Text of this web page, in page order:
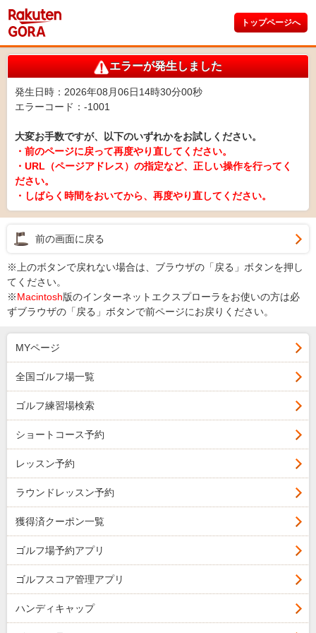
トップページへ
エラーが発生しました
発生日時：2026年08月06日14時30分00秒
エラーコード：-1001
大変お手数ですが、以下のいずれかをお試しください。
・前のページに戻って再度やり直してください。
・URL（ページアドレス）の指定など、正しい操作を行ってく
ださい。
・しばらく時間をおいてから、再度やり直してください。
前の画面に戻る
※上のボタンで戻れない場合は、ブラウザの「戻る」ボタンを押し
てください。
※Macintosh版のインターネットエクスプローラをお使いの方は必
ずブラウザの「戻る」ボタンで前ページにお戻りください。
MYページ
全国ゴルフ場一覧
ゴルフ練習場検索
ショートコース予約
レッスン予約
ラウンドレッスン予約
獲得済クーポン一覧
ゴルフ場予約アプリ
ゴルフスコア管理アプリ
ハンディキャップ